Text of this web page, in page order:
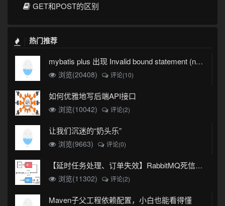
GET和POST的区别
热门推荐
mybatis plus 出现 Invalid bound statement (not found)
浏览(20408)
评论(10)
如何优雅地写后端API接口
浏览(10042) 评论(2)
让我们沉迷的“奶头乐”
浏览(9663) 评论(0)
【延时任务处理、订单失效】RabbitMQ死信队列实现
浏览(11302)
评论(2)
Maven子父工程依赖配置，小白也能看得懂